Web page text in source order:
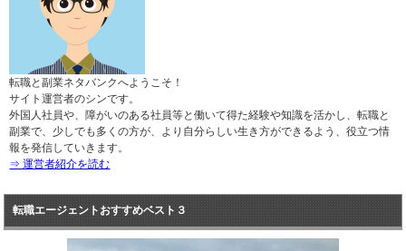
転職と副業ネタバンクへようこそ！
サイト運営者のシンです。
外国人社員や、障がいのある社員等と働いて得た経験や知識を活かし、転職と
副業で、少しでも多くの方が、より自分らしい生き方ができるよう、役立つ情
報を発信していきます。
⇒ 運営者紹介を読む
転職エージェントおすすめベスト３